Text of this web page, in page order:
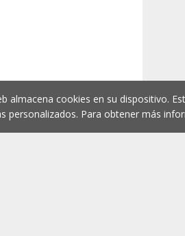
almacena cookies en su dispositivo.
personalizados. Para obtener más